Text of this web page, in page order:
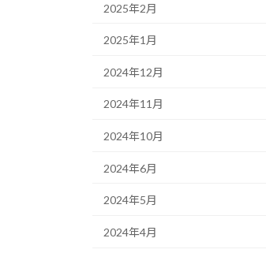
2025年2月
2025年1月
2024年12月
2024年11月
2024年10月
2024年6月
2024年5月
2024年4月